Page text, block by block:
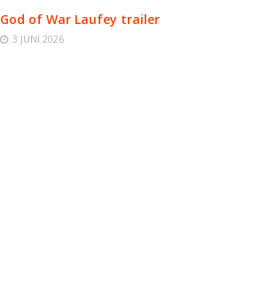
God of War Laufey trailer
3 JUNI 2026